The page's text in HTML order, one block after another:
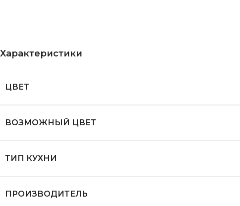
Характеристики
ЦВЕТ
ВОЗМОЖНЫЙ ЦВЕТ
ТИП КУХНИ
ПРОИЗВОДИТЕЛЬ